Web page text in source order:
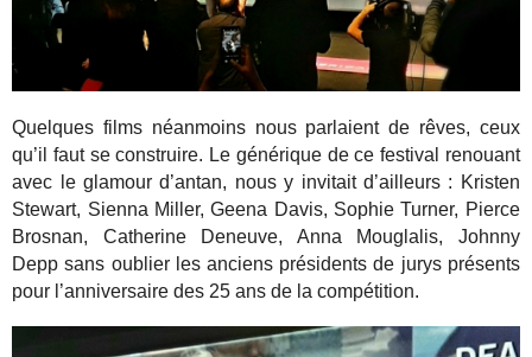
Quelques films néanmoins nous parlaient de rêves, ceux
qu’il faut se construire. Le générique de ce festival renouant
avec le glamour d’antan, nous y invitait d’ailleurs : Kristen
Stewart, Sienna Miller, Geena Davis, Sophie Turner, Pierce
Brosnan, Catherine Deneuve, Anna Mouglalis, Johnny
Depp sans oublier les anciens présidents de jurys présents
pour l’anniversaire des 25 ans de la compétition.